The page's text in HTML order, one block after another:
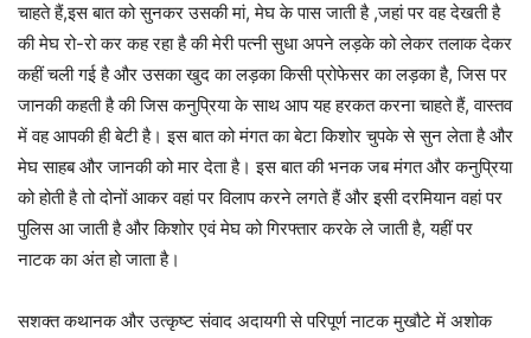
चाहते हैं,इस बात को सुनकर उसकी मां, मेघ के पास जाती है ,जहां पर वह देखती है
की मेघ रो-रो कर कह रहा है की मेरी पत्नी सुधा अपने लड़के को लेकर तलाक देकर
कहीं चली गई है और उसका खुद का लड़का किसी प्रोफेसर का लड़का है, जिस पर
जानकी कहती है की जिस कनुप्रिया के साथ आप यह हरकत करना चाहते हैं, वास्तव
में वह आपकी ही बेटी है। इस बात को मंगत का बेटा किशोर चुपके से सुन लेता है और
मेघ साहब और जानकी को मार देता है। इस बात की भनक जब मंगत और कनुप्रिया
को होती है तो दोनों आकर वहां पर विलाप करने लगते हैं और इसी दरमियान वहां पर
पुलिस आ जाती है और किशोर एवं मेघ को गिरफ्तार करके ले जाती है, यहीं पर
नाटक का अंत हो जाता है।
सशक्त कथानक और उत्कृष्ट संवाद अदायगी से परिपूर्ण नाटक मुखौटे में अशोक